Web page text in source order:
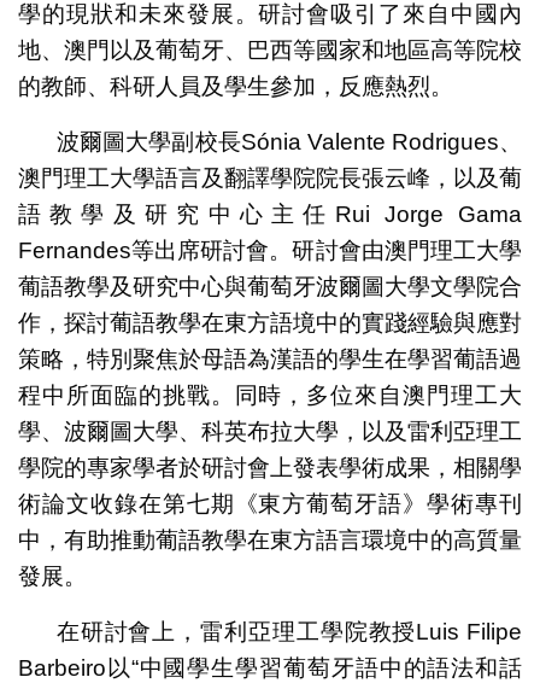
學的現狀和未來發展。研討會吸引了來自中國內
地、澳門以及葡萄牙、巴西等國家和地區高等院校
的教師、科研人員及學生參加，反應熱烈。
波爾圖大學副校長Sónia Valente Rodrigues、
澳門理工大學語言及翻譯學院院長張云峰，以及葡
語教學及研究中心主任Rui Jorge Gama
Fernandes等出席研討會。研討會由澳門理工大學
葡語教學及研究中心與葡萄牙波爾圖大學文學院合
作，探討葡語教學在東方語境中的實踐經驗與應對
策略，特別聚焦於母語為漢語的學生在學習葡語過
程中所面臨的挑戰。同時，多位來自澳門理工大
學、波爾圖大學、科英布拉大學，以及雷利亞理工
學院的專家學者於研討會上發表學術成果，相關學
術論文收錄在第七期《東方葡萄牙語》學術專刊
中，有助推動葡語教學在東方語言環境中的高質量
發展。
在研討會上，雷利亞理工學院教授Luis Filipe
Barbeiro以“中國學生學習葡萄牙語中的語法和話